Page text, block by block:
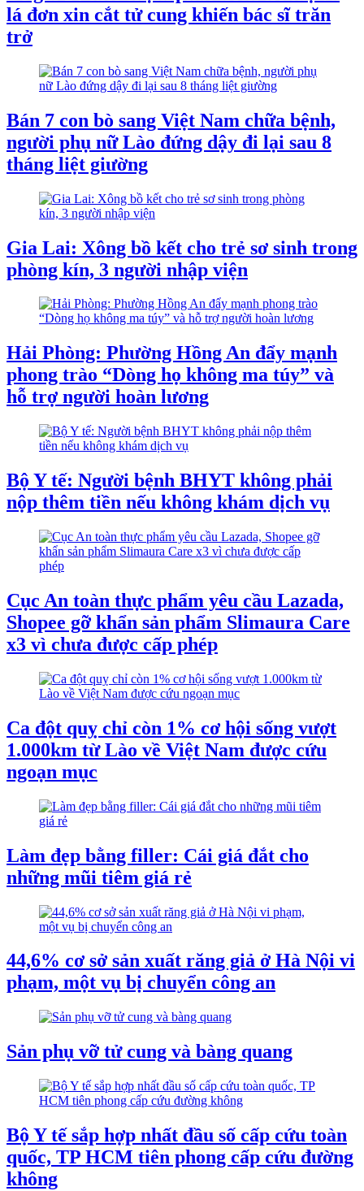
lá đơn xin cắt tử cung khiến bác sĩ trăn
trở
Bán 7 con bò sang Việt Nam chữa bệnh,
người phụ nữ Lào đứng dậy đi lại sau 8
tháng liệt giường
Gia Lai: Xông bồ kết cho trẻ sơ sinh trong
phòng kín, 3 người nhập viện
Hải Phòng: Phường Hồng An đẩy mạnh
phong trào “Dòng họ không ma túy” và
hỗ trợ người hoàn lương
Bộ Y tế: Người bệnh BHYT không phải
nộp thêm tiền nếu không khám dịch vụ
Cục An toàn thực phẩm yêu cầu Lazada,
Shopee gỡ khẩn sản phẩm Slimaura Care
x3 vì chưa được cấp phép
Ca đột quỵ chỉ còn 1% cơ hội sống vượt
1.000km từ Lào về Việt Nam được cứu
ngoạn mục
Làm đẹp bằng filler: Cái giá đắt cho
những mũi tiêm giá rẻ
44,6% cơ sở sản xuất răng giả ở Hà Nội vi
phạm, một vụ bị chuyển công an
Sản phụ vỡ tử cung và bàng quang
Bộ Y tế sắp hợp nhất đầu số cấp cứu toàn
quốc, TP HCM tiên phong cấp cứu đường
không